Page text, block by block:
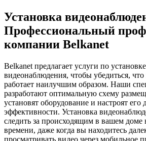
Установка
Профессиональный
компании Belkanet
Belkanet предлагает услуги по
видеонаблюдения, чтобы убедиться,
работает наилучшим образом. Наши
разработают оптимальную схему
установят оборудование и настроят его
эффективности. Установка
следить за происходящим в вашем доме
времени, даже когда вы находитесь
просматривать видео через мобильное